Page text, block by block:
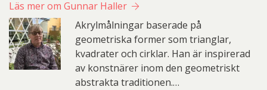
Läs mer om Gunnar Haller
Akrylmålningar baserade på
geometriska former som trianglar,
kvadrater och cirklar. Han är inspirerad
av konstnärer inom den geometriskt
abstrakta traditionen.…